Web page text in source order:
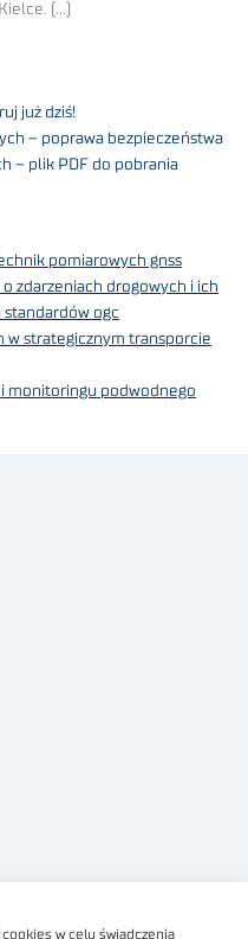
w celu świadczenia
(…)
już dziś!
– poprawa bezpieczeństwa
– plik PDF do pobrania
pomiarowych gnss
zdarzeniach drogowych i ich
ogc
w strategicznym transporcie
monitoringu podwodnego